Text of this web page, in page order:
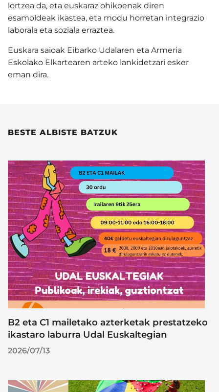
lortzea da, eta euskaraz ohikoenak diren
esamoldeak ikastea, eta modu horretan integrazio
laborala eta soziala erraztea.
Euskara saioak Eibarko Udalaren eta Armeria
Eskolako Elkartearen arteko lankidetzari esker
eman dira.
BESTE ALBISTE BATZUK
B2 eta C1 mailetako azterketak prestatzeko
ikastaro laburra Udal Euskaltegian
2026/07/13